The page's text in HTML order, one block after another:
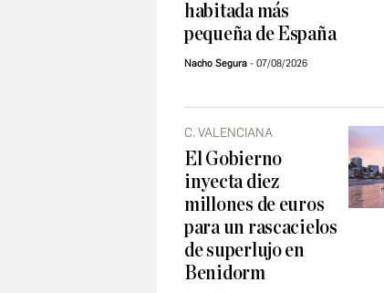
habitada más
pequeña de España
Nacho Segura 07/08/2026
C. VALENCIANA
El Gobierno
inyecta diez
millones de euros
para un rascacielos
de superlujo en
Benidorm